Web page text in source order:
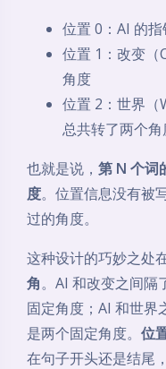
位置 0：AI 的指
位置 1：改变（
角度
位置 2：世界（
总共转了两个角
也就是说， 第 N 个词
度。位置信息没有被
过的角度。
这种设计的巧妙之处
角。AI 和改变之间隔
固定角度；AI 和世界
是两个固定角度。 位
在句子开头还是结尾